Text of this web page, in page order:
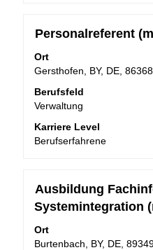
Stellenbezeichnung
Personalreferent
Ort
Gersthofen, BY, DE, 86368
Berufsfeld
Verwaltung
Karriere Level
Berufserfahrene
Drücken
die
Leertaste,
um
die
vollständig
anzuzeigen.
Stellenbezeichnung
Ausbildung
Systemintegration
Ort
Burtenbach, BY, DE,
Drücken
Sie
die
Leertaste,
um